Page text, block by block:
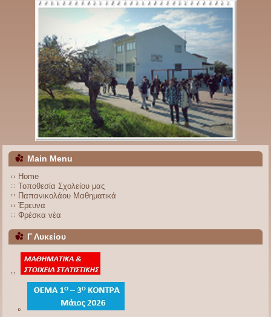
Main Menu
Home
Τοποθεσία Σχολείου μας
Παπανικολάου Μαθηματικά
Έρευνα
Φρέσκα νέα
Γ Λυκείου